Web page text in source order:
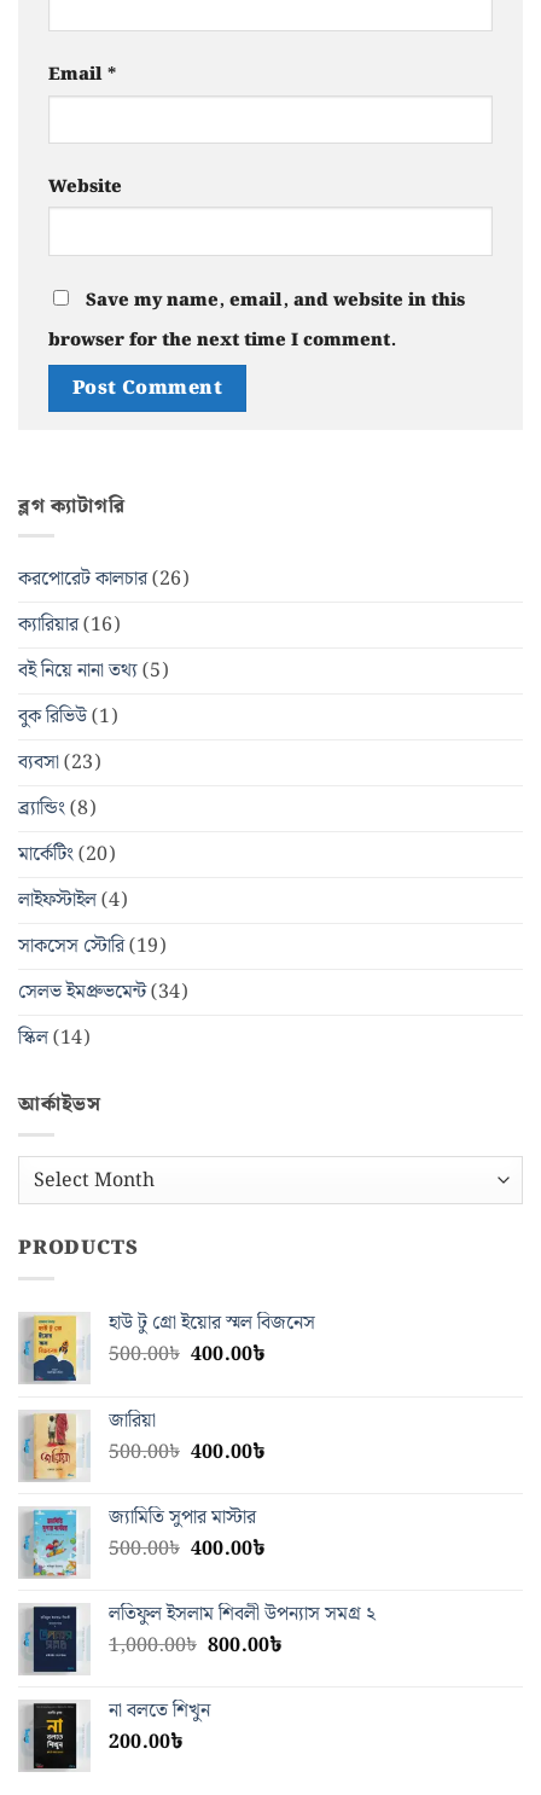
Email*
Website
Save my name, email, and website in this
browser for the next time I comment.
ব্লগ ক্যাটাগরি
করপোরেট কালচার(26)
ক্যারিয়ার(16)
বই নিয়ে নানা তথ্য(5)
বুক রিভিউ(1)
ব্যবসা(23)
ব্র্যান্ডিং(8)
মার্কেটিং(20)
লাইফস্টাইল(4)
সাকসেস স্টোরি(19)
সেলভ ইমপ্রুভমেন্ট(34)
স্কিল(14)
আর্কাইভস
আর্কাইভস
PRODUCTS
হাউ টু গ্রো ইয়োর স্মল বিজনেস
500.00৳ Original
400.00৳Current
জারিয়া
500.00৳ Original
was:
500.00৳.
400.00৳Current
জ্যামিতি সুপার মাস্টার
500.00৳ Original
was:
500.00৳.
400.00৳Current
is:
400.00৳.
লতিফুল ইসলাম শিবলী উপন্যাস সমগ্র ২
1,000.00৳ Original
1,000.00৳.
800.00৳Current
না বলতে শিখুন
200.00৳